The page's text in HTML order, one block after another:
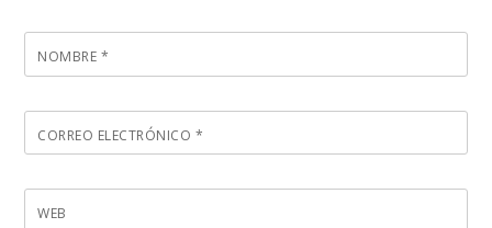
NOMBRE *
CORREO ELECTRÓNICO *
WEB